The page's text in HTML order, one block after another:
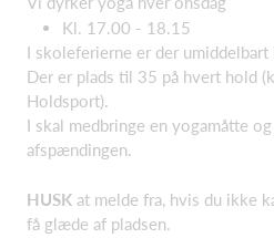
Kl. 17.00 - 18.15
I skoleferierne er der
Der er plads til 35 på hvert hold
Holdsport).
I skal medbringe en yogamåtte
afspændingen.
HUSK at melde fra, hvis du ikke
få glæde af pladsen.